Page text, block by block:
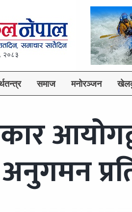
२०८३
समाज मनोरञ्जन
अनुगमन